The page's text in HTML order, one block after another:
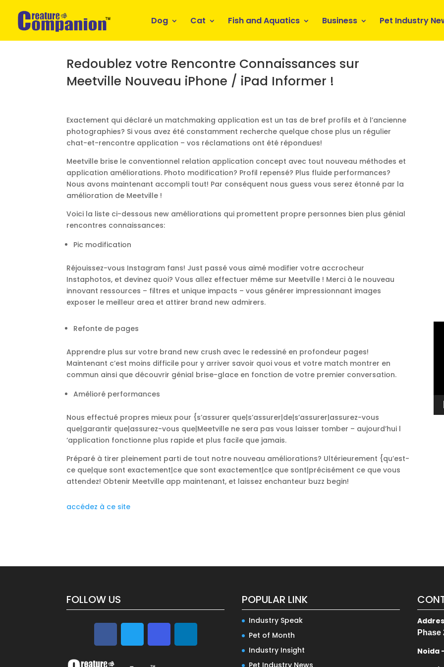
Dog Cat Fish and Aquatics Business Pet Industry
Redoublez votre Rencontre Connaissances sur
Meetville Nouveau iPhone / iPad Informer !
Exactement qui déclaré un matchmaking application est un tas de bref profils et à l’ancienne
photographies? Si vous avez été constamment recherche quelque chose plus un régulier
chat-et-rencontre application – vos réclamations ont été répondues!
Meetville brise le conventionnel relation application concept avec tout nouveau méthodes et
application améliorations. Photo modification? Profil repensé? Plus fluide performances?
Nous avons maintenant accompli tout! Par conséquent nous guess vous serez étonné par la
amélioration de Meetville !
Voici la liste ci-dessous new améliorations qui promettent propre personnes bien plus génial
rencontres connaissances:
Pic modification
Réjouissez-vous Instagram fans! Just passé vous aimé modifier votre accrocheur
Instaphotos, et devinez quoi? Vous allez effectuer même sur Meetville ! Merci à le nouveau
innovant ressources – filtres et unique impacts – vous générer impressionnant images
exposer le meilleur area et attirer brand new admirers.
Refonte de pages
Apprendre plus sur votre brand new crush avec le redessiné en profondeur pages!
Maintenant c’est moins difficile pour y arriver savoir quoi vous et votre match montrer en
commun ainsi que découvrir génial brise-glace en fonction de votre premier conversation.
Amélioré performances
Nous effectué propres mieux pour {s’assurer que|s’assurer|de|s’assurer|assurez-vous
que|garantir que|assurez-vous que|Meetville ne sera pas vous laisser tomber – aujourd’hui l
‘application fonctionne plus rapide et plus facile que jamais.
Préparé à tirer pleinement parti de tout notre nouveau améliorations? Ultérieurement {qu’est-
ce que|que sont exactement|ce que sont exactement|ce que sont|précisément ce que vous
attendez! Obtenir Meetville app maintenant, et laissez enchanteur buzz begin!
accédez à ce site
FOLLOW US POPULAR LINK
Industry Speak
Pet of Month
Industry Insight
Phase
Noida